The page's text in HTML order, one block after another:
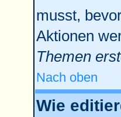
musst,
Aktionen
Themen
Nach oben
Wie